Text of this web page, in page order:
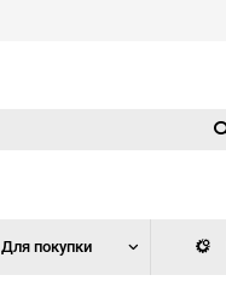
Для покупки